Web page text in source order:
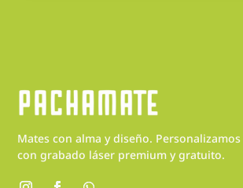
Mates con alma y diseño.
con grabado láser premium y gratuito.